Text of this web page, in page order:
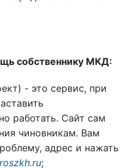
собственнику МКД:
- это сервис, при
работать. Сайт сам
чиновникам. Вам
адрес и нажать
;